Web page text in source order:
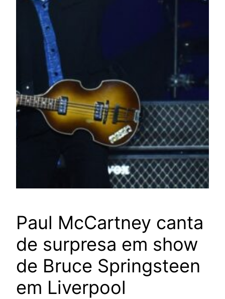
Paul McCartney canta
de surpresa em show
de Bruce Springsteen
em Liverpool